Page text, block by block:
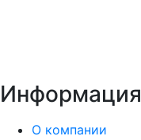
Информация
О компании